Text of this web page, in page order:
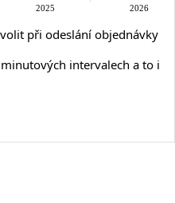
při odeslání objednávky
intervalech a to i